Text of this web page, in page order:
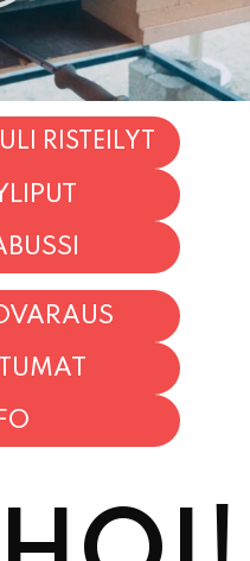
RISTEILYT
KÄYNNISTYY